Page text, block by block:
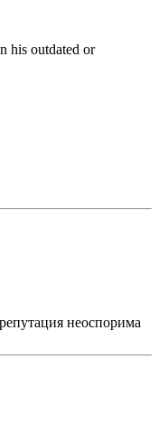
his outdated or